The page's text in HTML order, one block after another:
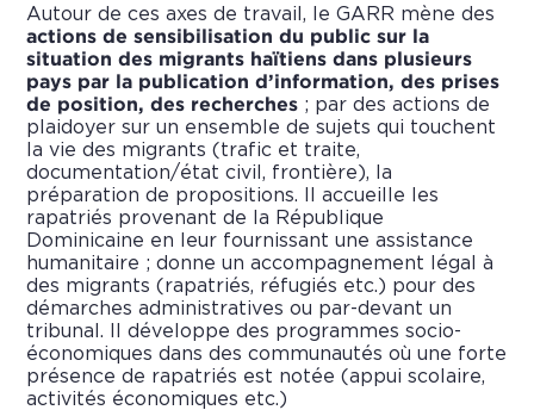
Autour de ces axes de travail, le GARR mène des
actions de sensibilisation du public sur la
situation des migrants haïtiens dans plusieurs
pays par la publication d’information, des prises
de position, des recherches ; par des actions de
plaidoyer sur un ensemble de sujets qui touchent
la vie des migrants (trafic et traite,
documentation/état civil, frontière), la
préparation de propositions. Il accueille les
rapatriés provenant de la République
Dominicaine en leur fournissant une assistance
humanitaire ; donne un accompagnement légal à
des migrants (rapatriés, réfugiés etc.) pour des
démarches administratives ou par-devant un
tribunal. Il développe des programmes socio-
économiques dans des communautés où une forte
présence de rapatriés est notée (appui scolaire,
activités économiques etc.)